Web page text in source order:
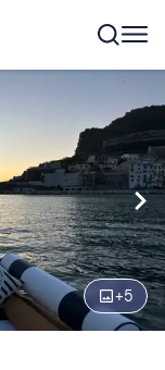
+5
Modifica
Modifica
1